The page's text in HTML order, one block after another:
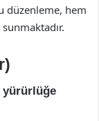
düzenleme, hem
yürürlüğe